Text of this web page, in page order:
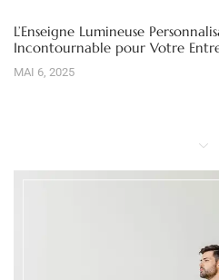
L’Enseigne Lumineuse
Incontournable pour Votre
MAI 6, 2025